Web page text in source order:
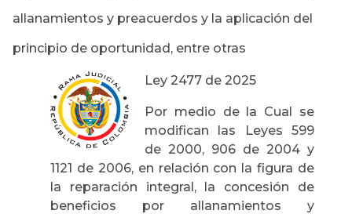
allanamientos y preacuerdos y la aplicación del
principio de oportunidad, entre otras
Ley 2477 de 2025
Por medio de la Cual se
modifican las Leyes 599
de 2000, 906 de 2004 y
1121 de 2006, en relación con la figura de
la reparación integral, la concesión de
beneficios por allanamientos y